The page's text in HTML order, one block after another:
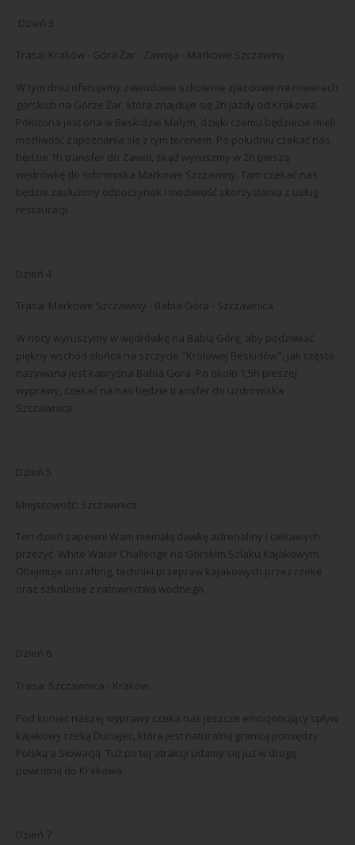
Dzień 3
Trasa: Kraków - Góra Żar - Zawoja - Markowe Szczawiny
W tym dniu oferujemy zawodowe szkolenie zjazdowe na rowerach
górskich na Górze Żar, która znajduje się 2h jazdy od Krakowa.
Położona jest ona w Beskidzie Małym, dzięki czemu będziecie mieli
możliwość zapoznania się z tym terenem. Po południu czekać nas
będzie 1h transfer do Zawoi, skąd wyruszmy w 2h pieszą
wędrówkę do schroniska Markowe Szczawiny. Tam czekać nas
będzie zasłużony odpoczynek i możliwość skorzystania z usług
restauracji.
Dzień 4
Trasa: Markowe Szczawiny - Babia Góra - Szczawnica
W nocy wyruszymy w wędrówkę na Babią Górę, aby podziwiać
piękny wschód słońca na szczycie "Królowej Beskidów", jak często
nazywana jest kapryśna Babia Góra. Po około 1,5h pieszej
wyprawy, czekać na nas będzie transfer do uzdrowiska
Szczawnica.
Dzień 5
Miejscowość: Szczawnica
Ten dzień zapewni Wam niemałą dawkę adrenaliny i ciekawych
przeżyć. White Water Challenge na Górskim Szlaku Kajakowym.
Obejmuje on rafting, techniki przepraw kajakowych przez rzekę
oraz szkolenie z ratownictwa wodnego.
Dzień 6
Trasa: Szczawnica - Kraków
Pod koniec naszej wyprawy czeka nas jeszcze emocjonujący spływ
kajakowy rzeką Dunajec, która jest naturalną granicą pomiędzy
Polską a Słowacją. Tuż po tej atrakcji udamy się już w drogę
powrotną do Krakowa.
Dzień 7